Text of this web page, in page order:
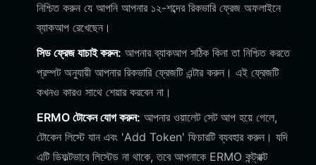
নিশ্চিত করুন যে আপনি আপনার ১২-শব্দের রিকভারি ফ্রেজ অফলাইনে
ব্যাকআপ রেখেছেন।
সিড ফ্রেজ যাচাই করুন: আপনার ব্যাকআপ সঠিক কিনা তা নিশ্চিত করতে
প্রম্পট অনুযায়ী আপনার রিকভারি ফ্রেজটি এন্টার করুন। এই ফ্রেজটি
কখনও কারও সাথে শেয়ার করবেন না।
ERMO টোকেন যোগ করুন: আপনার ওয়ালেট সেট আপ হয়ে গেলে,
টোকেন লিস্টে যান এবং 'Add Token' ফিচারটি ব্যবহার করুন। যদি
এটি ডিফল্টভাবে লিস্টেড না থাকে, তবে আপনাকে ERMO কন্ট্রাক্ট